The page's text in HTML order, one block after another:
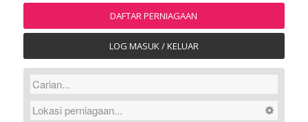
DAFTAR PERNIAGAAN
LOG MASUK / KELUAR